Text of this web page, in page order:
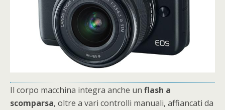
Il corpo macchina integra anche un flash a
scomparsa, oltre a vari controlli manuali, affiancati da